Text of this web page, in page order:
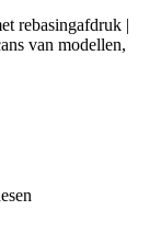
rebasingafdruk |
van modellen,